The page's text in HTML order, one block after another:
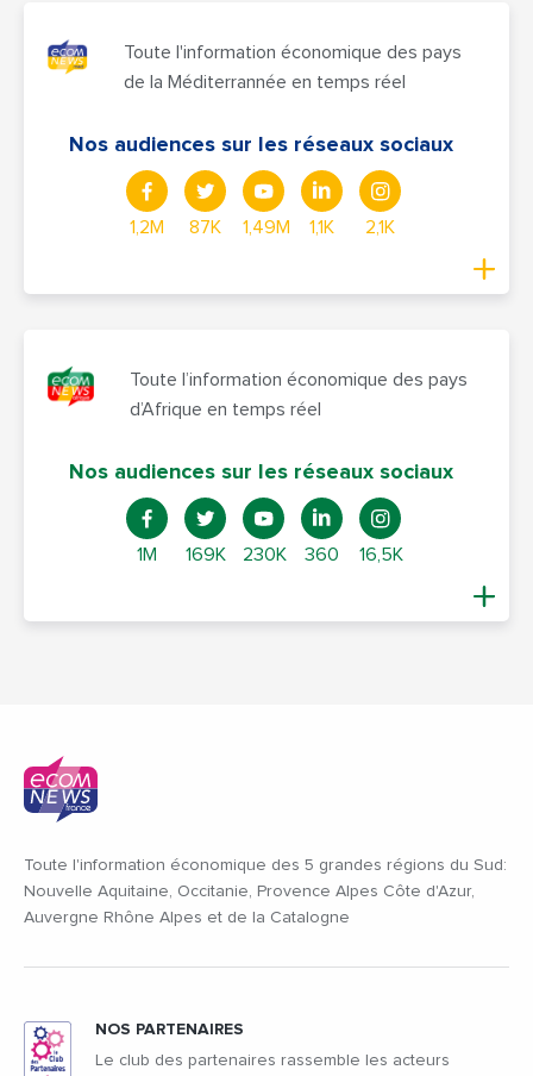
Toute l'information économique des pays
de la Méditerrannée en temps réel
Nos audiences sur les réseaux sociaux
1,2M 87K 1,49M 1,1K 2,1K
Toute l’information économique des pays
d’Afrique en temps réel
Nos audiences sur les réseaux sociaux
1M 169K 230K 360 16,5K
Toute l'information économique des 5 grandes régions du Sud:
Nouvelle Aquitaine, Occitanie, Provence Alpes Côte d'Azur,
Auvergne Rhône Alpes et de la Catalogne
NOS PARTENAIRES
Le club des partenaires rassemble les acteurs